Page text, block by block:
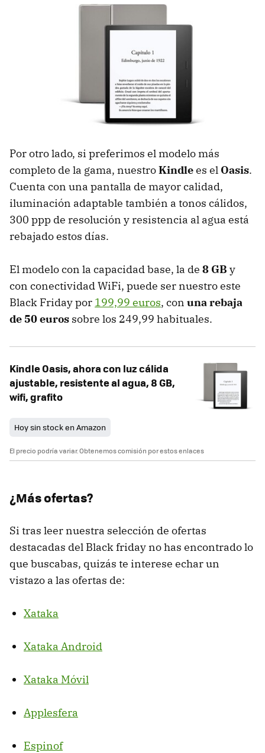
Por otro lado, si preferimos el modelo más
completo de la gama, nuestroKindlees el Oasis.
Cuenta con una pantalla de mayor calidad,
iluminación adaptable también a tonos cálidos,
300 ppp de resolución y resistencia al agua está
rebajado estos días.
El modelo con la capacidad base, la de 8 GB y
con conectividad WiFi, puede ser nuestro este
Black Friday por 199,99 euros, con una rebaja
de 50 euros sobre los 249,99 habituales.
Kindle Oasis, ahora con luz cálida
ajustable, resistente al agua, 8 GB,
wifi, grafito
Hoy sin stock en Amazon
El precio podría variar. Obtenemos comisión por estos enlaces
¿Más ofertas?
Si tras leer nuestra selección de ofertas
destacadas del Black friday no has encontrado lo
que buscabas, quizás te interese echar un
vistazo a las ofertas de:
Xataka
Xataka Android
Xataka Móvil
Applesfera
Espinof